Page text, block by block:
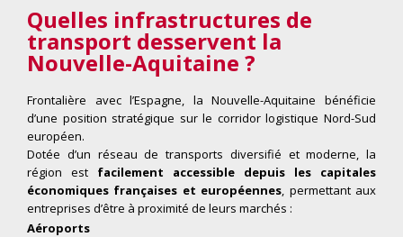
transport desservent la
Nouvelle-Aquitaine ?
d’une position stratégique sur le corridor logistique Nord-Sud
européen.
Dotée d’un réseau de transports diversifié et moderne, la
région est facilement accessible depuis les capitales
économiques françaises et européennes, permettant aux
entreprises d’être à proximité de leurs marchés :
Aéroports